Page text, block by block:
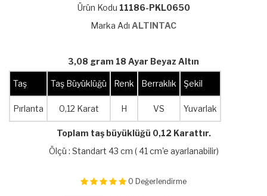
Ürün Kodu 11186-PKL0650
Marka Adı ALTINTAC
3,08 gram 18 Ayar Beyaz Altın
Taş Taş Büyüklüğü Renk Berraklık Şekil
Pırlanta 0,12 Karat H VS Yuvarlak
Toplam taş büyüklüğü 0,12 Karattır.
Ölçü : Standart 43 cm ( 41 cm'e ayarlanabilir)
0 Değerlendirme